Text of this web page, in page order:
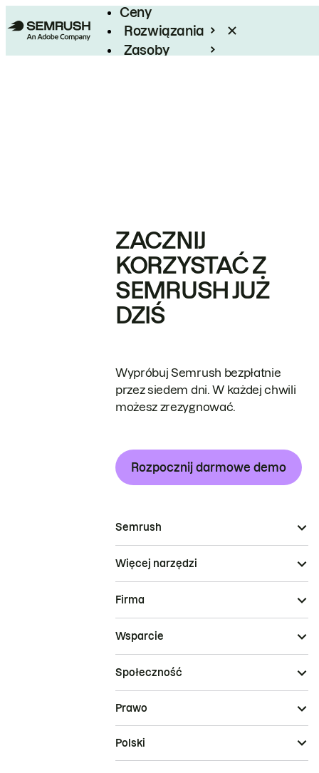
Ceny
Rozwiązania
Zasoby
ZACZNIJ
KORZYSTAĆ Z
SEMRUSH JUŻ
DZIŚ
Wypróbuj Semrush bezpłatnie
przez siedem dni. W każdej chwili
możesz zrezygnować.
Rozpocznij darmowe demo
Semrush
Więcej narzędzi
Firma
Wsparcie
Społeczność
Prawo
Polski